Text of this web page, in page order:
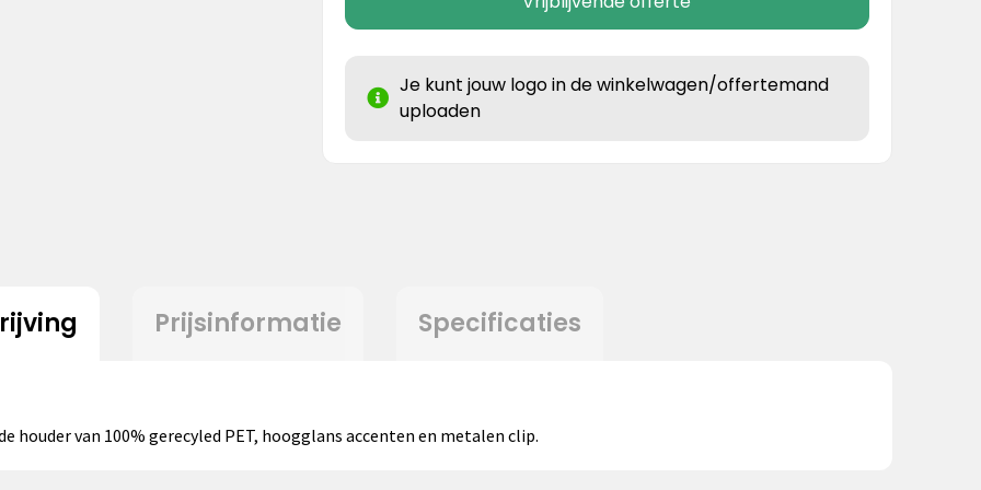
Je kunt jouw logo in de winkelwagen/offertemand
uploaden
Prijsinformatie Specificaties
van 100% gerecyled PET, hoogglans accenten en metalen clip.